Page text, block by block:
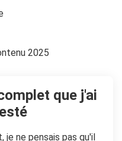
2025
que j'ai
je ne pensais pas qu'il